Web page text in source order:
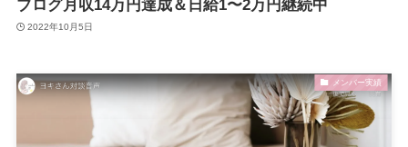
ブログ月収14万円達成＆日給1〜2万円継続中
2022年10月5日
メンバー実績